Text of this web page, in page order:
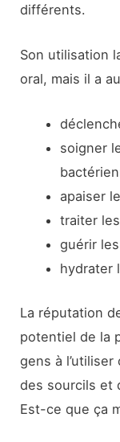
différents.
Son utilisation
oral, mais il a
soigner
apaiser
traiter
guérir
hydrater
La réputation
potentiel de la
gens à
des sourcils et
Est-ce que ça